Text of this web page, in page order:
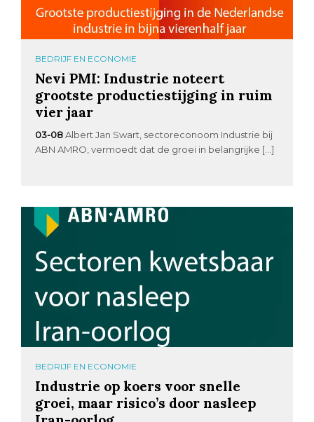
BEDRIJF EN ECONOMIE
Nevi PMI: Industrie noteert
grootste productiestijging in ruim
vier jaar
03-08 Albert Jan Swart, sectoreconoom Industrie bij
ABN AMRO, vermoedt dat de groei in belangrijke […]
BEDRIJF EN ECONOMIE
Industrie op koers voor snelle
groei, maar risico’s door nasleep